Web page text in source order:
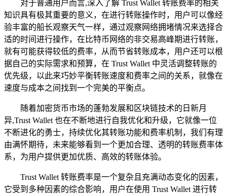
对于普通用户而言,深入了解 Trust Wallet 转账费率的相关
知识具有极其重要的意义，在进行转账操作时，用户可以像经
验丰富的船长观察天气一样，通过观察网络拥堵情况来选择合
适的时间进行操作，在比特币网络的非交易高峰期进行转账，
就有可能获得较低的费率，从而节省转账成本，用户还可以根
据自己的实际需求和预算，在 Trust Wallet 中灵活调整转账的
优先级，以此来巧妙平衡转账速度和费率之间的关系，就像在
速度与成本之间找到一个完美的平衡点。
随着加密货币市场的蓬勃发展和区块链技术的日新月
异,Trust Wallet 也在不断地进行自我优化和升级，它就像一位
不断进化的勇士，持续优化其转账功能和费率机制，我们有理
由满怀期待，未来能够看到一个更加合理、透明的转账费率体
系，为用户提供更加优质、高效的转账体验。
Trust Wallet 转账费率是一个复杂且充满动态变化的因素，
它受到多种因素的综合影响，用户在使用 Trust Wallet 进行转